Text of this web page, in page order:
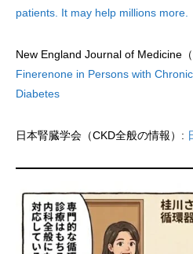
patients. It may help millions more.
New England Journal of Medicine
Finerenone in Persons with
Diabetes
日本腎臓学会（CKD全般の情報）: